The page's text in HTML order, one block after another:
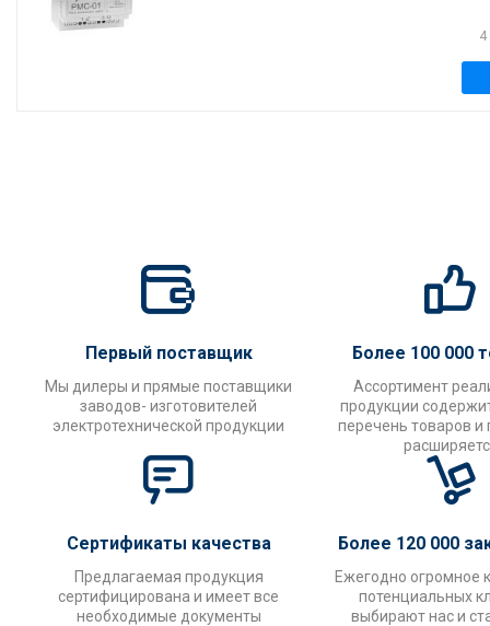
Первый поставщик
Мы дилеры и прямые поставщики
заводов- изготовителей
электротехнической продукции
Более 100 000
Ассортимент
продукции
перечень товаров и
Сертификаты качества
Предлагаемая продукция
сертифицирована и имеет все
необходимые документы
Более 120 000
Ежегодно огромное
потенциальных
выбирают нас и